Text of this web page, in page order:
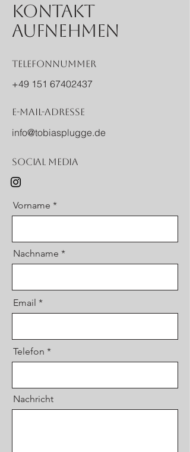
Kontakt
aufnehmen
Telefonnummer
+49 151 67402437
E-Mail-Adresse
info@tobiasplugge.de
Social Media
Vorname
Nachname
Email
Telefon
Nachricht